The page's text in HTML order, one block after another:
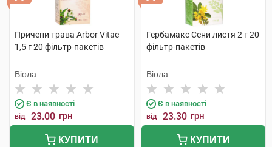
Причепи трава Arbor Vitae
1,5 г 20 фільтр-пакетів
Віола
Є в наявності
від 23.00 грн
КУПИТИ
Гербамакс Сени листя 2 г 20
фільтр-пакетів
Віола
Є в наявності
від 23.30 грн
КУПИТИ